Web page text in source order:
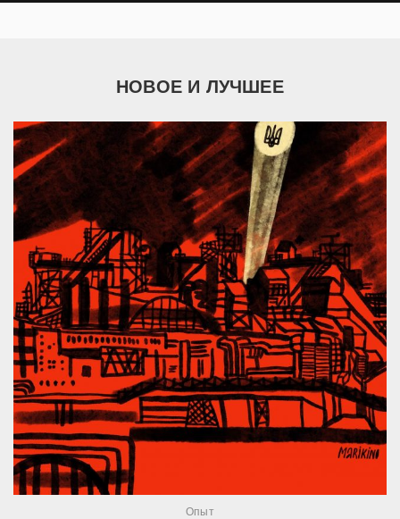
НОВОЕ И ЛУЧШЕЕ
Опыт